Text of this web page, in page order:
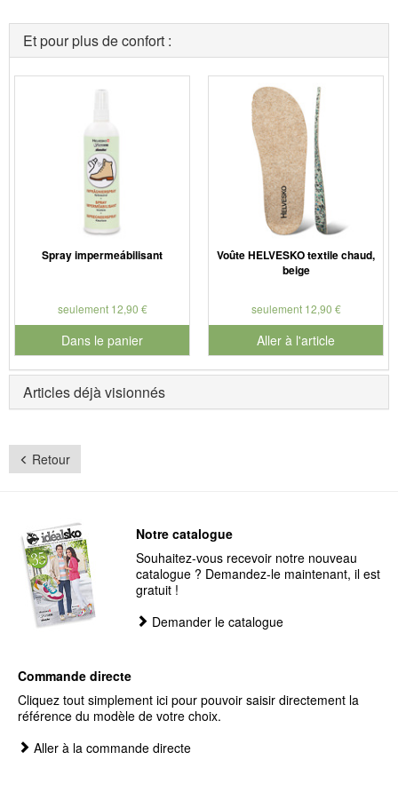
Et pour plus de confort :
Spray impermeábilisant
seulement 12,90 €
Dans le panier
pour le numéro de produit 901126
Voûte HELVESKO textile chaud,
beige
seulement 12,90 €
Aller à l'article
Articles déjà visionnés
Retour
Notre catalogue
Souhaitez-vous recevoir notre nouveau
catalogue ? Demandez-le maintenant, il est
gratuit !
Demander le catalogue
Commande directe
Cliquez tout simplement ici pour pouvoir saisir directement la
référence du modèle de votre choix.
Aller à la commande directe